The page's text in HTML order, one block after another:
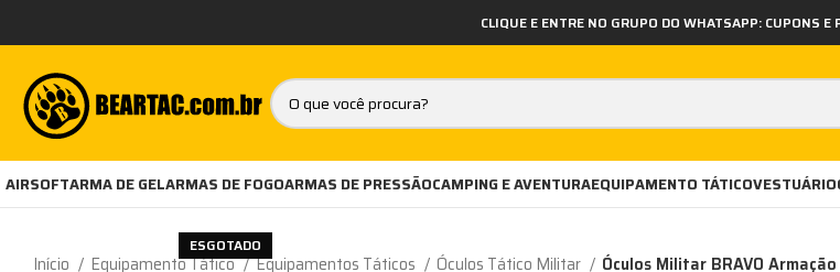
CLIQUE E ENTRE NO GRUPO DO WHATSAPP: CUPONS E
AIRSOFTARMA DE GELARMAS DE FOGOARMAS DE PRESSÃOCAMPING E AVENTURAEQUIPAMENTO TÁTICOVESTUÁRIO
Início Equipamento Tático Equipamentos Táticos Óculos Tático Militar Óculos Militar BRAVO
ESGOTADO